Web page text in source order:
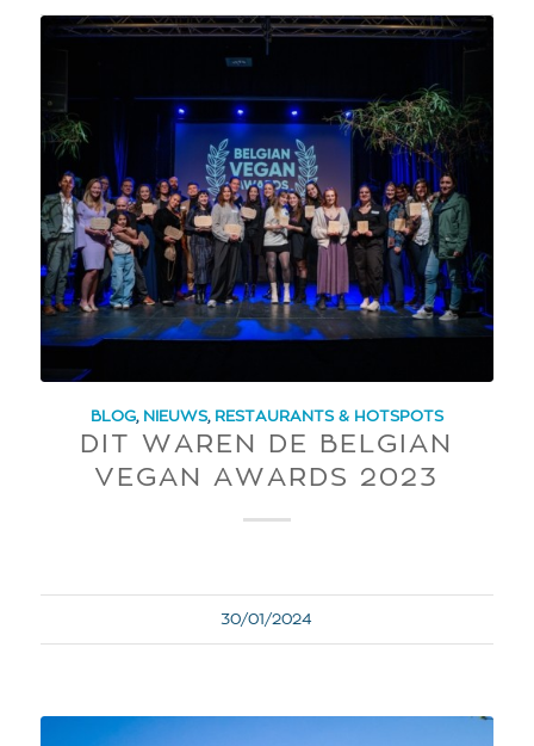
BLOG, NIEUWS, RESTAURANTS & HOTSPOTS
DIT WAREN DE BELGIAN
VEGAN AWARDS 2023
30/01/2024